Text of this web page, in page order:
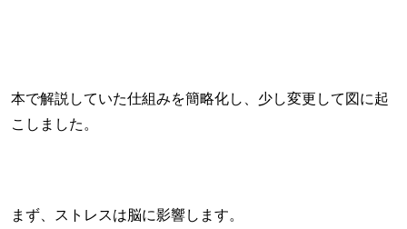
本で解説していた仕組みを簡略化し、少し変更して図に起
こしました。
まず、ストレスは脳に影響します。